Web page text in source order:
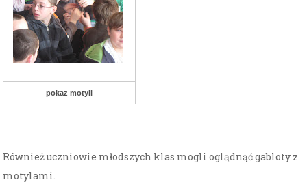
pokaz motyli
Również uczniowie młodszych klas mogli oglądnąć gabloty z
motylami.